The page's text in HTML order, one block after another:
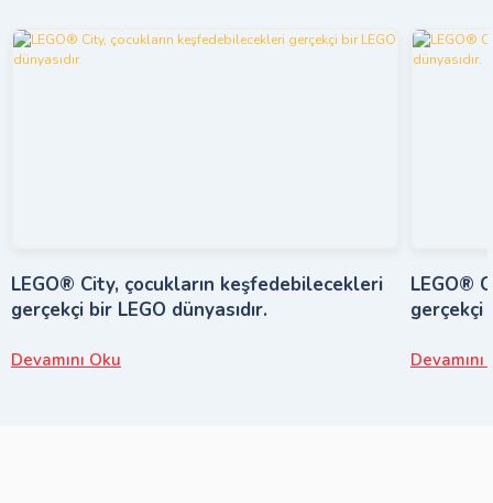
LEGO® City, çocukların keşfedebilecekleri
gerçekçi bir LEGO dünyasıdır.
Devamını Oku
LEGO®
gerçekçi
Devamını